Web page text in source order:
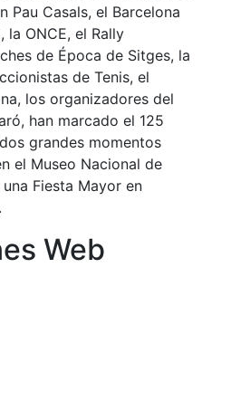
Pau Casals, el Barcelona
la ONCE, el Rally
de Época de Sitges, la
de Tenis, el
los organizadores del
han marcado el 125
grandes momentos
el Museo Nacional de
Fiesta Mayor en
Web